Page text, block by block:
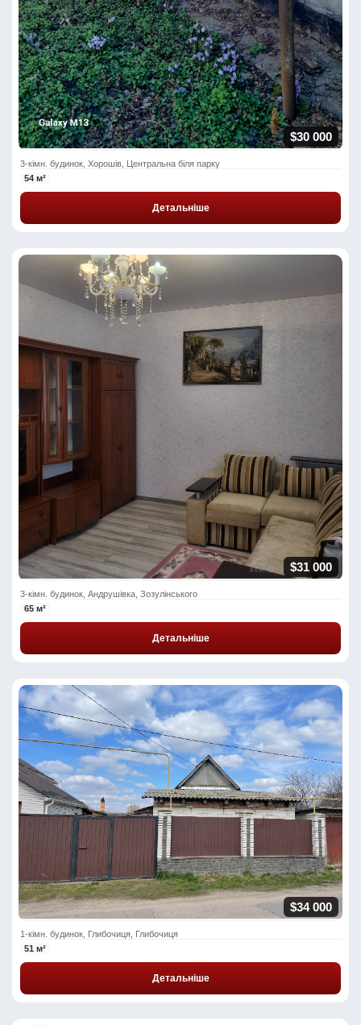
$30 000
3-кімн. будинок, Хорошів, Центральна біля парку
54 м²
Детальніше
$31 000
3-кімн. будинок, Андрушівка, Зозулінського
65 м²
Детальніше
$34 000
1-кімн. будинок, Глибочиця, Глибочиця
51 м²
Детальніше